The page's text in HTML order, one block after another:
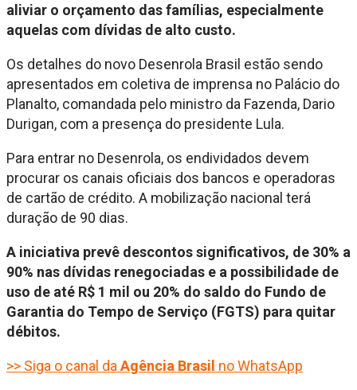
aliviar o orçamento das famílias, especialmente
aquelas com dívidas de alto custo.
Os detalhes do novo Desenrola Brasil estão sendo
apresentados em coletiva de imprensa no Palácio do
Planalto, comandada pelo ministro da Fazenda, Dario
Durigan, com a presença do presidente Lula.
Para entrar no Desenrola, os endividados devem
procurar os canais oficiais dos bancos e operadoras
de cartão de crédito. A mobilização nacional terá
duração de 90 dias.
A iniciativa prevê descontos significativos, de 30% a
90% nas dívidas renegociadas e a possibilidade de
uso de até R$ 1 mil ou 20% do saldo do Fundo de
Garantia do Tempo de Serviço (FGTS) para quitar
débitos.
>> Siga o canal da Agência Brasil no WhatsApp